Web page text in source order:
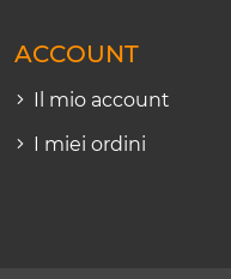
ACCOUNT
Il mio account
I miei ordini